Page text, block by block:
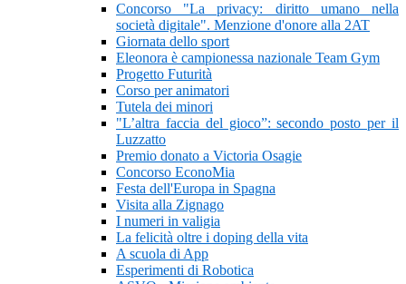
Concorso "La privacy: diritto umano nella
società digitale". Menzione d'onore alla 2AT
Giornata dello sport
Eleonora è campionessa nazionale Team Gym
Progetto Futurità
Corso per animatori
Tutela dei minori
"L’altra faccia del gioco”: secondo posto per il
Luzzatto
Premio donato a Victoria Osagie
Concorso EconoMia
Festa dell'Europa in Spagna
Visita alla Zignago
I numeri in valigia
La felicità oltre i doping della vita
A scuola di App
Esperimenti di Robotica